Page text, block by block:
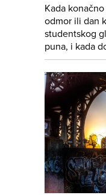
Kada
odmor ili dan
studentskog
puna, i kada